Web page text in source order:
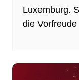
Luxemburg.
die Vorfreude